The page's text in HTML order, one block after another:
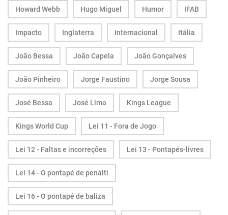
Howard Webb Hugo Miguel Humor IFAB
Impacto Inglaterra Internacional Itália
João Bessa João Capela João Gonçalves
João Pinheiro Jorge Faustino Jorge Sousa
José Bessa José Lima Kings League
Kings World Cup Lei 11 - Fora de Jogo
Lei 12 - Faltas e incorreções Lei 13 - Pontapés-livres
Lei 14 - O pontapé de penálti
Lei 16 - O pontapé de baliza